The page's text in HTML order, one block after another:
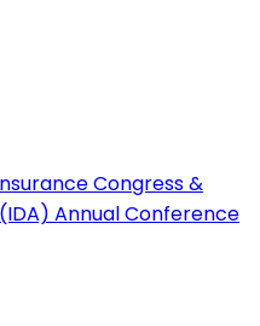
Congress &
Annual Conference